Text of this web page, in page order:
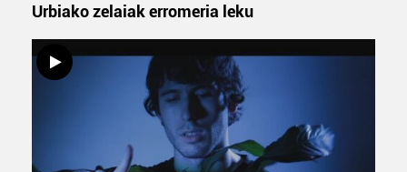
Urbiako zelaiak erromeria leku